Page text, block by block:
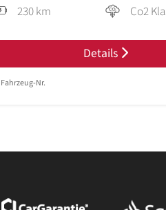
230 km
Co2
Details
Fahrzeug-Nr.